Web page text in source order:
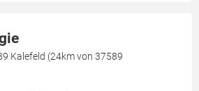
Kalefeld (24km von 37589